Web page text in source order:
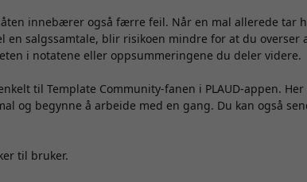
innebærer også færre feil. Når en mal allerede tar
en salgssamtale, blir risikoen mindre for at du overser
i notatene eller oppsummeringene du deler videre.
til Template Community-fanen i PLAUD-appen.
og begynne å arbeide med en gang. Du kan også
til bruker.